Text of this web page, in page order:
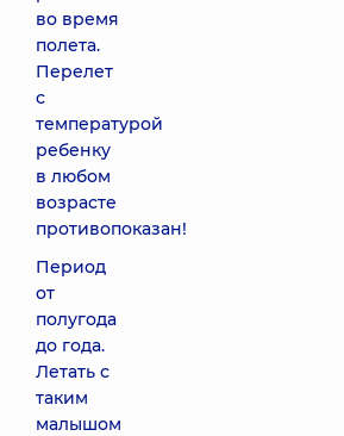
во время
полета.
Перелет
с
температурой
ребенку
в любом
возрасте
противопоказан!
Период
от
полугода
до года.
Летать с
таким
малышом